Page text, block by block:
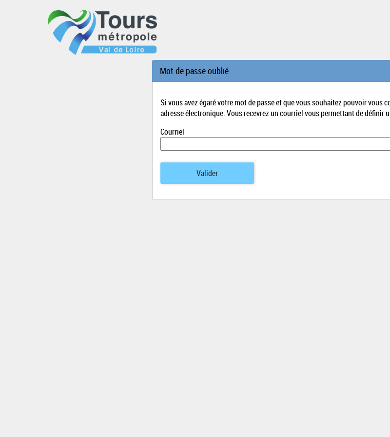
Mot de passe oublié
Si vous avez égaré votre mot de passe et que vous souhaitez pouvoir vous
adresse électronique. Vous recevrez un courriel vous permettant de définir
Courriel
Valider